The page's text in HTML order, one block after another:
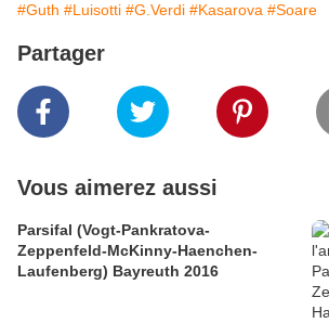
#Guth #Luisotti #G.Verdi #Kasarova #Soare
Partager
Vous aimerez aussi
Parsifal (Vogt-Pankratova-
Zeppenfeld-McKinny-Haenchen-
Laufenberg) Bayreuth 2016